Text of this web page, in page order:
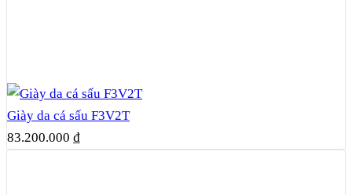
Giày da cá sấu F3V2T
83.200.000 ₫